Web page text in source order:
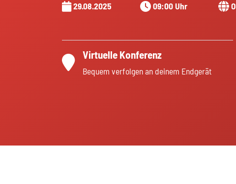
29.08.2025 09:00 Uhr
Virtuelle Konferenz
Bequem verfolgen an deinem Endgerät